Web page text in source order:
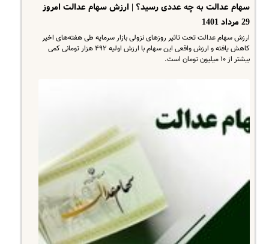
سهام عدالت به چه عددی رسید؟ | ارزش سهام عدالت امروز
29 مرداد 1401
ارزش سهام عدالت تحت تاثیر روزهای نزولی بازار سرمایه طی هفته‌های اخیر
کاهش یافته و ارزش واقعی این سهام با ارزش اولیه ۴۹۲ هزار تومانی کمی
بیشتر از ۱۰ میلیون تومان است.